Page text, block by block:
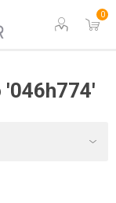
0
'046h774'